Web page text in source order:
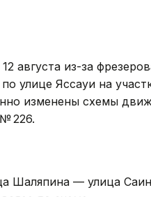
августа из-за
улице Яссауи на
изменены схемы
226.
Шаляпина — улица